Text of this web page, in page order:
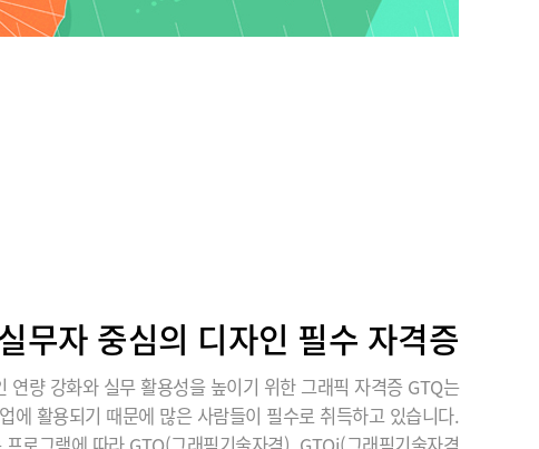
무자 중심의 디자인 필수 자격증
연량 강화와 실무 활용성을 높이기 위한 그래픽 자격증 GTQ는
에 활용되기 때문에 많은 사람들이 필수로 취득하고 있습니다.